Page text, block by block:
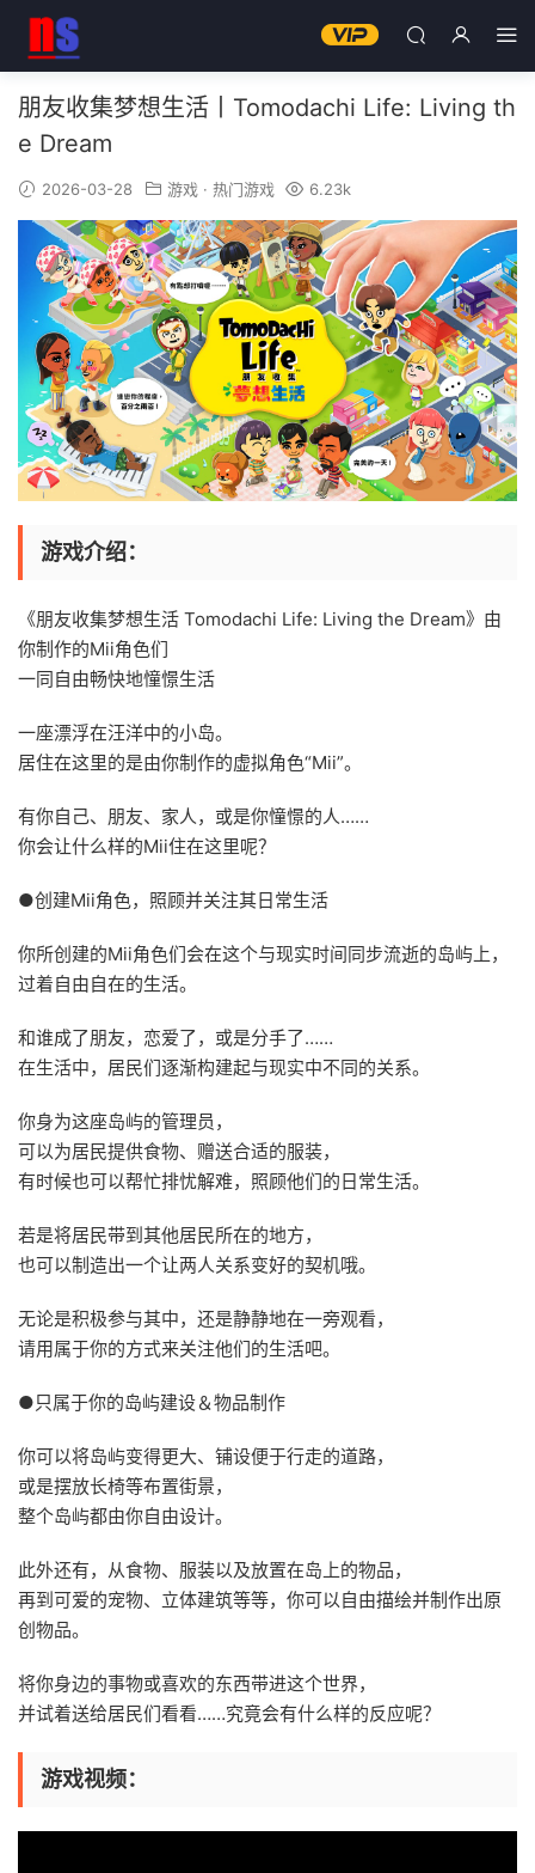
朋友收集梦想生活丨Tomodachi Life: Living th
e Dream
2026-03-28 游戏 · 热门游戏 6.23k
游戏介绍：
《朋友收集梦想生活 Tomodachi Life: Living the Dream》由
你制作的Mii角色们
一同自由畅快地憧憬生活
一座漂浮在汪洋中的小岛。
居住在这里的是由你制作的虚拟角色“Mii”。
有你自己、朋友、家人，或是你憧憬的人……
你会让什么样的Mii住在这里呢？
●创建Mii角色，照顾并关注其日常生活
你所创建的Mii角色们会在这个与现实时间同步流逝的岛屿上，
过着自由自在的生活。
和谁成了朋友，恋爱了，或是分手了……
在生活中，居民们逐渐构建起与现实中不同的关系。
你身为这座岛屿的管理员，
可以为居民提供食物、赠送合适的服装，
有时候也可以帮忙排忧解难，照顾他们的日常生活。
若是将居民带到其他居民所在的地方，
也可以制造出一个让两人关系变好的契机哦。
无论是积极参与其中，还是静静地在一旁观看，
请用属于你的方式来关注他们的生活吧。
●只属于你的岛屿建设＆物品制作
你可以将岛屿变得更大、铺设便于行走的道路，
或是摆放长椅等布置街景，
整个岛屿都由你自由设计。
此外还有，从食物、服装以及放置在岛上的物品，
再到可爱的宠物、立体建筑等等，你可以自由描绘并制作出原
创物品。
将你身边的事物或喜欢的东西带进这个世界，
并试着送给居民们看看……究竟会有什么样的反应呢？
游戏视频：